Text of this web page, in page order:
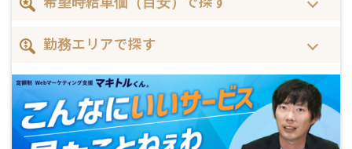
勤務エリアで探す